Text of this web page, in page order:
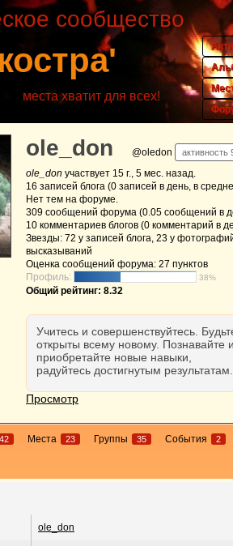
сообщество
места хватит для всех!
ole_don @oledon активность
ole_don участвует 15 г., 5 мес. назад.
16 записей блога (0 записей в день, в
Нет тем на форуме.
309 сообщений форума (0.05 сообщений в
10 комментариев блогов (0 комментарий в
Звезды: 72 у записей блога, 23 у
высказываний
Оценка сообщений форума: 27 пунктов
Профиль:
38%
Общий рейтинг: 8.32
Учитесь и совершенствуйтесь.
открыты всему новому. Познавайте
приобретайте новые навыки,
радуйтесь достигнутым результатам.
Просмотр
42 Места 23 Группы 35 События 2
ole_don